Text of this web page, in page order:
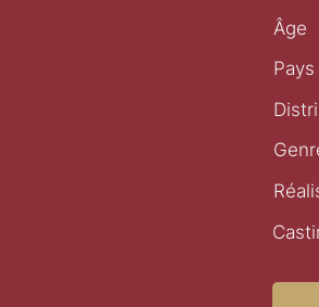
Âge
Pays